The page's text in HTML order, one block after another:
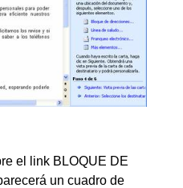
el link BLOQUE DE
un cuadro de